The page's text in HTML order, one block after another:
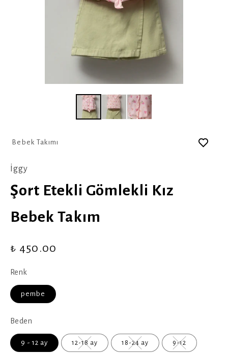
Bebek Takımı
İggy
Şort Etekli Gömlekli Kız
Bebek Takım
₺ 450.00
Renk
pembe
Beden
9 - 12 ay 12-18 ay 18-24 ay 9-12